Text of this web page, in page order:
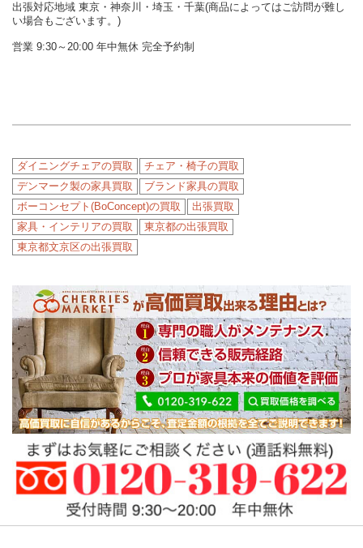
出張対応地域 東京・神奈川・埼玉・千葉(商品によってはご訪問が難し
い場合もございます。)
営業 9:30～20:00 年中無休 完全予約制
ダイニングチェアの買取
チェア・椅子の買取
デンマーク製の家具買取
ブランド家具の買取
ボーコンセプト(BoConcept)の買取
出張買取
家具・インテリアの買取
東京都の出張買取
東京都文京区の出張買取